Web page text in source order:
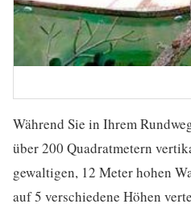
Während Sie in Ihrem
über 200 Quadratmetern
gewaltigen, 12 Meter hohen
auf 5 verschiedene Höhen